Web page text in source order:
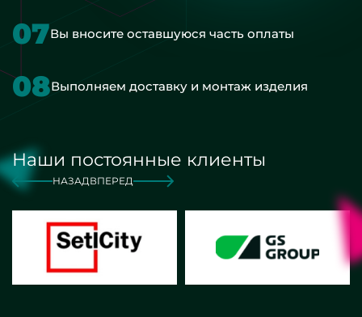
07Вы вносите оставшуюся часть оплаты
08Выполняем доставку и монтаж изделия
Наши постоянные клиенты
НАЗАДВПЕРЕД